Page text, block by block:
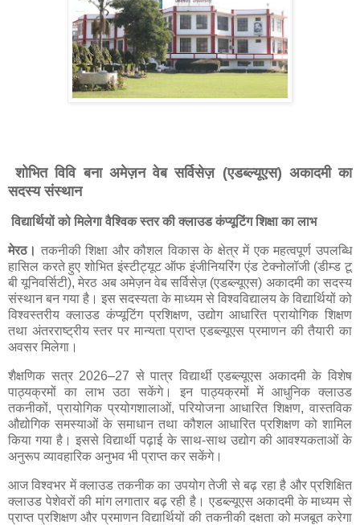
शोभित विवि बना अमेज़न वेब सर्विसेज़ (एडब्ल्यूएस) अकादमी का
सदस्य संस्थान
विद्यार्थियों को मिलेगा वैश्विक स्तर की क्लाउड कंप्यूटिंग शिक्षा का लाभ
मेरठ। तकनीकी शिक्षा और कौशल विकास के क्षेत्र में एक महत्वपूर्ण उपलब्धि
हासिल करते हुए शोभित इंस्टीट्यूट ऑफ इंजीनियरिंग एंड टेक्नोलॉजी (डीम्ड टू
बी यूनिवर्सिटी), मेरठ अब अमेज़न वेब सर्विसेज़ (एडब्ल्यूएस) अकादमी का सदस्य
संस्थान बन गया है। इस सदस्यता के माध्यम से विश्वविद्यालय के विद्यार्थियों को
विश्वस्तरीय क्लाउड कंप्यूटिंग प्रशिक्षण, उद्योग आधारित प्रायोगिक शिक्षण
तथा अंतरराष्ट्रीय स्तर पर मान्यता प्राप्त एडब्ल्यूएस प्रमाणन की तैयारी का
अवसर मिलेगा।
शैक्षणिक सत्र 2026–27 से पात्र विद्यार्थी एडब्ल्यूएस अकादमी के विशेष
पाठ्यक्रमों का लाभ उठा सकेंगे। इन पाठ्यक्रमों में आधुनिक क्लाउड
तकनीकों, प्रायोगिक प्रयोगशालाओं, परियोजना आधारित शिक्षण, वास्तविक
औद्योगिक समस्याओं के समाधान तथा कौशल आधारित प्रशिक्षण को शामिल
किया गया है। इससे विद्यार्थी पढ़ाई के साथ-साथ उद्योग की आवश्यकताओं के
अनुरूप व्यावहारिक अनुभव भी प्राप्त कर सकेंगे।
आज विश्वभर में क्लाउड तकनीक का उपयोग तेजी से बढ़ रहा है और प्रशिक्षित
क्लाउड पेशेवरों की मांग लगातार बढ़ रही है। एडब्ल्यूएस अकादमी के माध्यम से
प्राप्त प्रशिक्षण और प्रमाणन विद्यार्थियों की तकनीकी दक्षता को मजबूत करेगा